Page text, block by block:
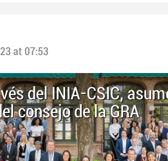
at 07:53
del INIA-CSIC,
consejo de la GRA